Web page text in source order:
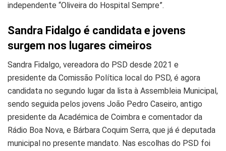
independente “Oliveira do Hospital Sempre”.
Sandra Fidalgo é candidata e jovens
surgem nos lugares cimeiros
Sandra Fidalgo, vereadora do PSD desde 2021 e
presidente da Comissão Política local do PSD, é agora
candidata no segundo lugar da lista à Assembleia Municipal,
sendo seguida pelos jovens João Pedro Caseiro, antigo
presidente da Académica de Coimbra e comentador da
Rádio Boa Nova, e Bárbara Coquim Serra, que já é deputada
municipal no presente mandato. Nas escolhas do PSD foi